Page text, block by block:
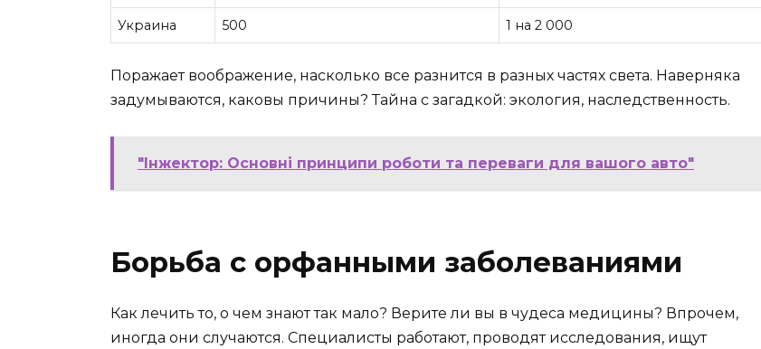
Украина 500 1 на 2 000
Поражает воображение, насколько все разнится в разных частях света. Наверняка
задумываются, каковы причины? Тайна с загадкой: экология, наследственность.
"Інжектор: Основні принципи роботи та переваги для вашого авто"
Борьба с орфанными заболеваниями
Как лечить то, о чем знают так мало? Верите ли вы в чудеса медицины? Впрочем,
иногда они случаются. Специалисты работают, проводят исследования, ищут